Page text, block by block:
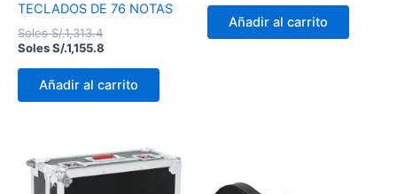
TECLADOS DE 76 NOTAS
Soles S/.1,313.4
Soles S/.1,155.8
Añadir al carrito
Añadir al carrito